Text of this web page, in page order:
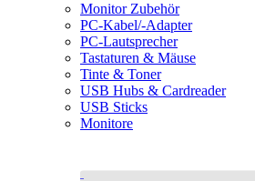
Monitor Zubehör
PC-Kabel/-Adapter
PC-Lautsprecher
Tastaturen & Mäuse
Tinte & Toner
USB Hubs & Cardreader
USB Sticks
Monitore